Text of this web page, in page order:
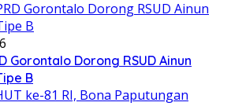
Gorontalo Dorong RSUD Ainun
B